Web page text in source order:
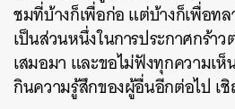
ชมที่บ้างก็เพื่อก่อ แต่บ้างก็เพื่อทล
เป็นส่วนหนึ่งในการประกาศกร้
เสมอมา และขอไม่ฟังทุกความเห็
กินความรู้สึกของผู้อื่นอีกต่อไป เ